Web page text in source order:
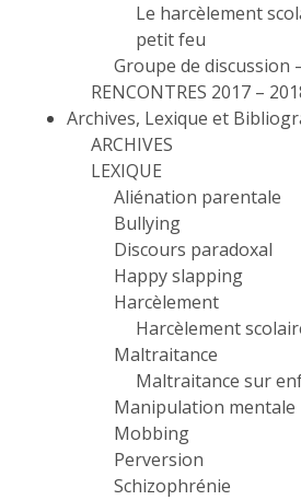
Le harcèlement
petit feu
Groupe de discussion
RENCONTRES 2017 –
Archives, Lexique et
ARCHIVES
LEXIQUE
Aliénation parentale
Bullying
Discours paradoxal
Happy slapping
Harcèlement
Harcèlement
Maltraitance
Maltraitance sur
Manipulation mentale
Mobbing
Perversion
Schizophrénie